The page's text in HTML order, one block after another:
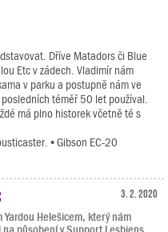
Dříve Matadors či Blue
Etc v zádech. Vladimír nám
v parku a postupně nám ve
téměř 50 let používal.
má plno historek včetně té s
• Gibson EC-20
3. 2. 2020
Helešicem, který nám
na působení v Support Lesbiens,